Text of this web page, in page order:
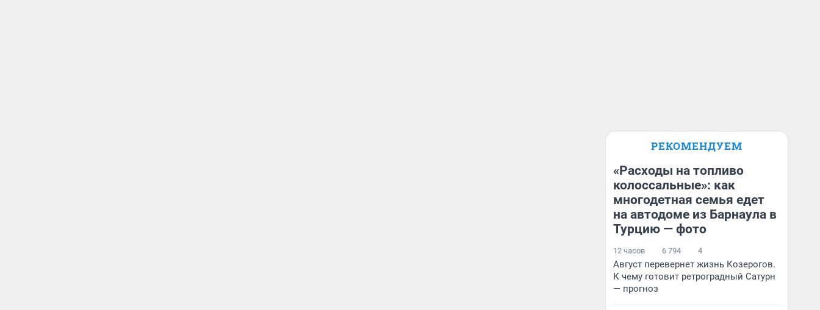
РЕКОМЕНДУЕМ
«Расходы на топливо
колоссальные»: как
многодетная семья едет
на автодоме из Барнаула в
Турцию — фото
12 часов 6 794 4
Август перевернет жизнь Козерогов.
К чему готовит ретроградный Сатурн
— прогноз